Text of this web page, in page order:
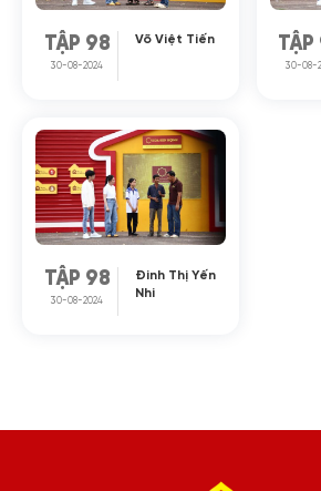
TẬP 98
30-08-2024
Võ Việt Tiến TẬP
30-08-
TẬP 98
30-08-2024
Đinh Thị Yến
Nhi